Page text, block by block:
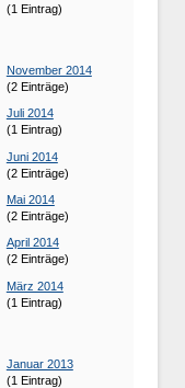
(1 Eintrag)
November 2014
(2 Einträge)
Juli 2014
(1 Eintrag)
Juni 2014
(2 Einträge)
Mai 2014
(2 Einträge)
April 2014
(2 Einträge)
März 2014
(1 Eintrag)
Januar 2013
(1 Eintrag)